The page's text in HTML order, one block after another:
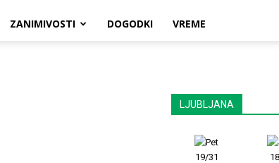
ZANIMIVOSTI DOGODKI VREME
LJUBLJANA
19/31